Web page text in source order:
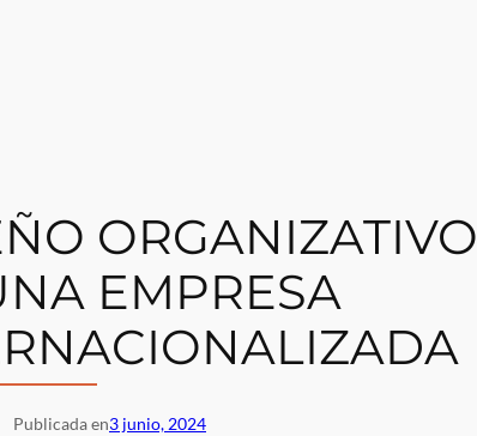
ORGANIZATIVO
EMPRESA
Publicada en3 junio, 2024